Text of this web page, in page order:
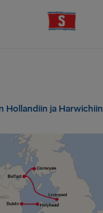
Hollandiin ja Harwichiin